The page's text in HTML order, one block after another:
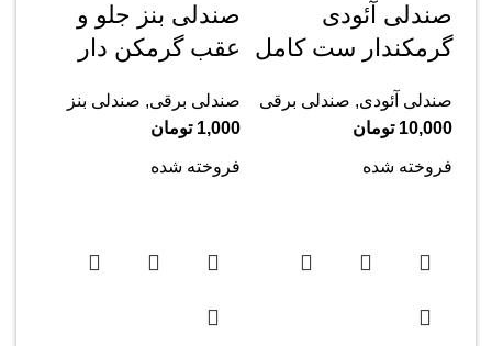
صندلی آئودی
گرمکندار ست کامل
صندلی آئودی, صندلی برقی
10,000 تومان
صندلی بنز جلو و
عقب گرمکن دار
صندلی برقی, صندلی بنز
1,000 تومان
فروخته شده فروخته شده